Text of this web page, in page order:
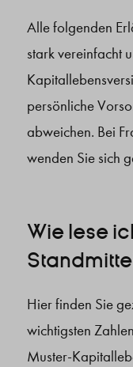
Alle folgenden
stark vereinfacht
persönliche
abweichen. Bei
wenden Sie sich
Wie lese
Hier finden Sie
wichtigsten
Muster-